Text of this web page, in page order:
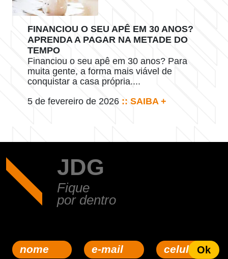
FINANCIOU O SEU APÊ EM 30 ANOS?
APRENDA A PAGAR NA METADE DO
TEMPO
Financiou o seu apê em 30 anos? Para
muita gente, a forma mais viável de
conquistar a casa própria....
5 de fevereiro de 2026 :: SAIBA +
JDG
Fique
por dentro